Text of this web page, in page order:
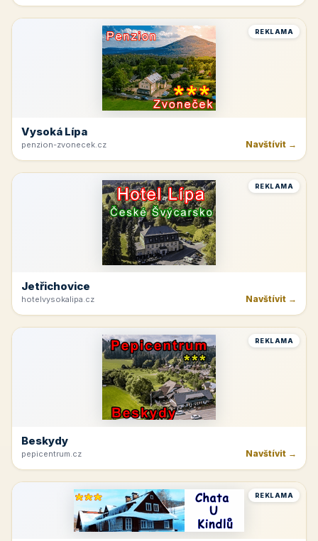
REKLAMA
Vysoká Lípa
penzion-zvonecek.cz Navštívit →
REKLAMA
Jetřichovice
hotelvysokalipa.cz Navštívit →
REKLAMA
Beskydy
pepicentrum.cz Navštívit →
REKLAMA